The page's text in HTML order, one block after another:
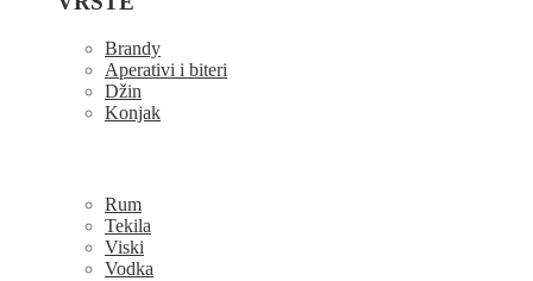
Brandy
Aperativi i biteri
Džin
Konjak
Rum
Tekila
Viski
Vodka